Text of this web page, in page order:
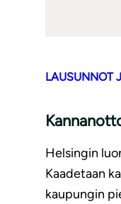
LAUSUNNOT
Helsingin
Kaadetaan
kaupungin